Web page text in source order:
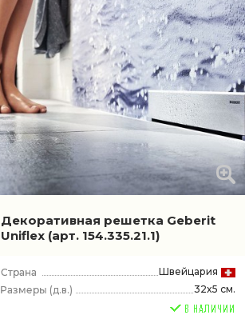
Декоративная решетка Geberit
Uniflex (арт. 154.335.21.1)
Швейцария
(д.в.)
32x5 см.